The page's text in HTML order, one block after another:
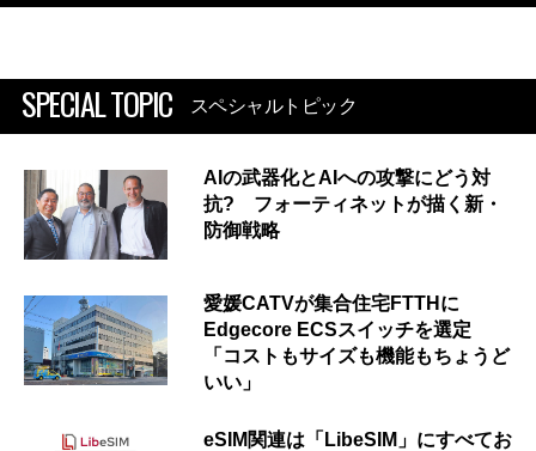
SPECIAL TOPIC スペシャルトピック
AIの武器化とAIへの攻撃にどう対
抗? フォーティネットが描く新・
防御戦略
愛媛CATVが集合住宅FTTHに
Edgecore ECSスイッチを選定
「コストもサイズも機能もちょうど
いい」
eSIM関連は「LibeSIM」にすべてお